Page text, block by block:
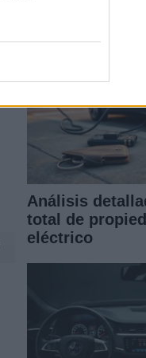
Análisis
total de
eléctrico